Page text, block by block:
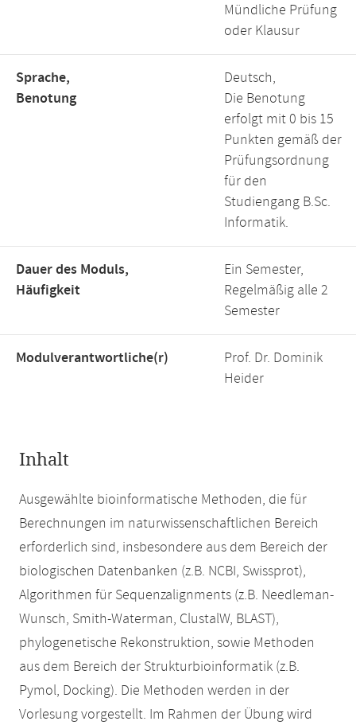
Mündliche Prüfung
oder Klausur
Sprache,
Benotung
Deutsch,
Die Benotung
erfolgt mit 0 bis 15
Punkten gemäß der
Prüfungsordnung
für den
Studiengang B.Sc.
Informatik.
Dauer des Moduls,
Häufigkeit
Ein Semester,
Regelmäßig alle 2
Semester
Modulverantwortliche(r)
Prof. Dr. Dominik
Heider
Inhalt
Ausgewählte bioinformatische Methoden, die für
Berechnungen im naturwissenschaftlichen Bereich
erforderlich sind, insbesondere aus dem Bereich der
biologischen Datenbanken (z.B. NCBI, Swissprot),
Algorithmen für Sequenzalignments (z.B. Needleman-
Wunsch, Smith-Waterman, ClustalW, BLAST),
phylogenetische Rekonstruktion, sowie Methoden
aus dem Bereich der Strukturbioinformatik (z.B.
Pymol, Docking). Die Methoden werden in der
Vorlesung vorgestellt. Im Rahmen der Übung wird